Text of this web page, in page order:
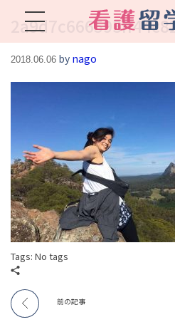
2018.06.06 by nago
Tags: No tags
前の記事